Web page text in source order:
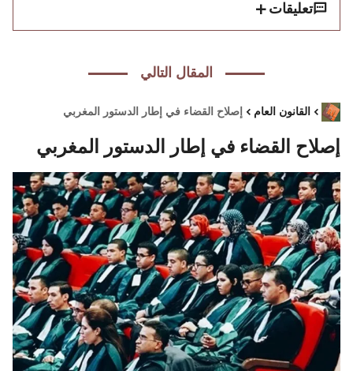
تعليقات
المقال التالي
القانون العام إصلاح القضاء في إطار الدستور المغربي
إصلاح القضاء في إطار الدستور المغربي